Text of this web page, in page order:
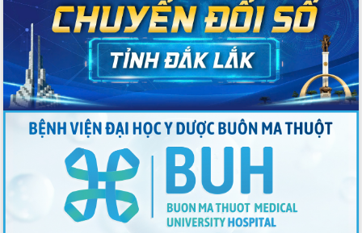
Hội nghị chia sẻ kinh nghiệm, chuyển
giao kỹ thuật y tế, định hướng phát
triển chuyên sâu đến 2030
Chuyển đổi số mở ra không gian phát
triển trong lĩnh vực văn hóa, du lịch
Công bố quyết định của Ban Thường
vụ Tỉnh ủy về công tác cán bộ.
Thủ tướng Phạm Minh Chính: Khẩn
trương tái thiết cuộc sống người dân
sau thiên tai
Tập trung nâng cao chất lượng, tổ
chức sản xuất sầu riêng theo hướng
bền vững